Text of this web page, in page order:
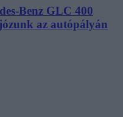
Benz GLC 400
az autópályán